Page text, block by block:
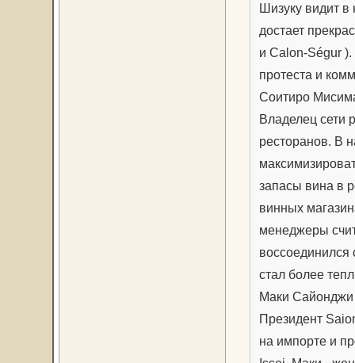
Шизуку видит в
достает
и Calon-Ségur ).
протеста и
Соитиро
Владелец сети
ресторанов. В
запасы вина в
винных
менеджеры
стал более
Маки Сайонджи
Президент
на импорте и